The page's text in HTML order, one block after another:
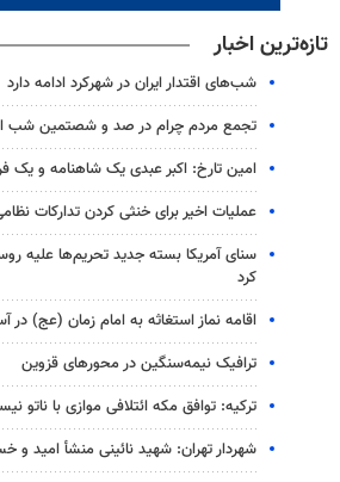
تازه‌ترین اخبار
شب‌های اقتدار ایران در شهرکرد ادامه دارد
تجمع مردم چرام در صد و شصتمین شب
امین تارخ: اکبر عبدی یک شاهنامه و یک
عملیات اخیر برای خنثی کردن تدارکات
سنای آمریکا بسته جدید تحریم‌ها علیه
کرد
اقامه نماز استغاثه به امام زمان (عج) در
ترافیک نیمه‌سنگین در محورهای قزوین
ترکیه: توافق مکه ائتلافی موازی با ناتو
شهردار تهران: شهید نائینی منشأ امید و